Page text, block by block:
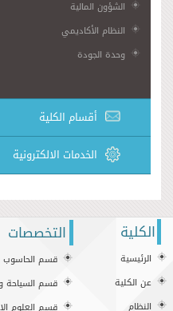
الشؤون المالية
النظام الأكاديمي
وحدة الجودة
أقسام الكلية
الخدمات الالكترونية
الكلية
الرئيسية
عن الكلية
النظام
التخصصات
قسم الحاسوب
قسم السياحة
قسم العلوم